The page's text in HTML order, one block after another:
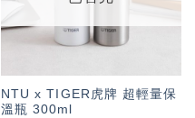
NTU x TIGER虎牌 超輕量保
溫瓶 300ml